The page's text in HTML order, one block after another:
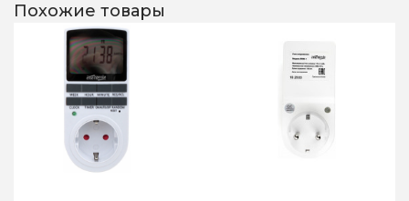
Похожие товары